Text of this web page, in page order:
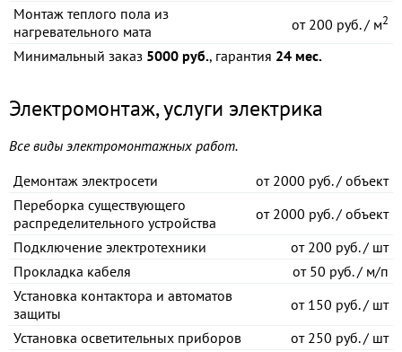
Монтаж теплого пола из
нагревательного мата
от200 руб. / м2
Минимальный заказ 5000 руб., гарантия 24 мес.
Электромонтаж, услуги электрика
Все виды электромонтажных работ.
Демонтаж электросети
от2000 руб. / объект
Переборка существующего
распределительного устройства
от2000 руб. / объект
Подключение электротехники
от200 руб. / шт
Прокладка кабеля
от50 руб. / м/п
Установка контактора и автоматов
защиты
от150 руб. / шт
Установка осветительных приборов
от250 руб. / шт